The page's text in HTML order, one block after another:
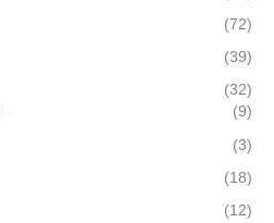
(72)
(39)
(32)
(9)
(3)
(18)
(12)